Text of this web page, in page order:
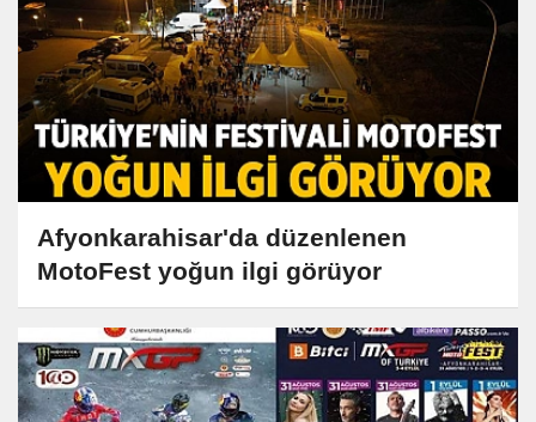
Afyonkarahisar'da düzenlenen
MotoFest yoğun ilgi görüyor